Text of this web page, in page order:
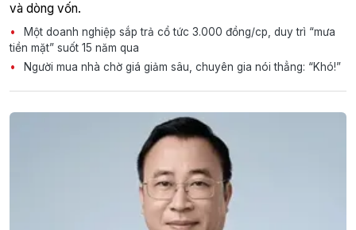
và dòng vốn.
Một doanh nghiệp sắp trả cổ tức 3.000 đồng/cp, duy trì “mưa
tiền mặt” suốt 15 năm qua
Người mua nhà chờ giá giảm sâu, chuyên gia nói thẳng: “Khó!”